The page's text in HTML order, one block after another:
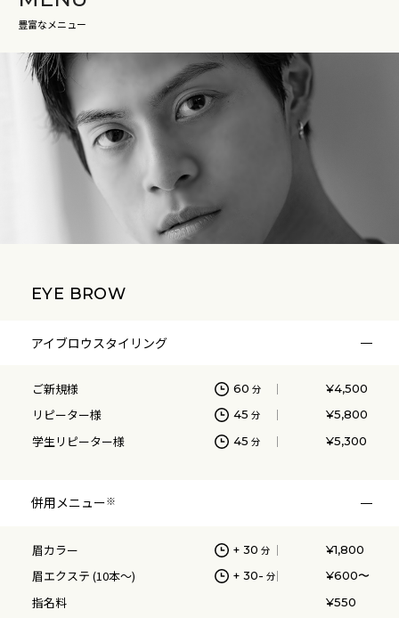
初めてのワックス脱毛でわからないことも多い中丁寧に説明
してくださりとてもわかりやすかったです
もぎちゃんさん
男性/50代
男性/30代後半/会社員
眉毛ケアで伺いました。とても丁寧でスピーディで大満足で
ヒゲゴリラさん
豊富なメニュー
EYE BROW
アイブロウスタイリング
ご新規様 60 分 ¥4,500
リピーター様 45 分 ¥5,800
学生リピーター様 45 分 ¥5,300
併用メニュー※
眉カラー + 30 分 ¥1,800
眉エクステ (10本〜) + 30- 分 ¥600〜
指名料 ¥550